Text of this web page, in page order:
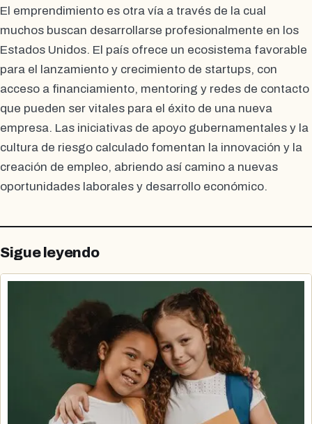
El emprendimiento es otra vía a través de la cual
muchos buscan desarrollarse profesionalmente en los
Estados Unidos. El país ofrece un ecosistema favorable
para el lanzamiento y crecimiento de startups, con
acceso a financiamiento, mentoring y redes de contacto
que pueden ser vitales para el éxito de una nueva
empresa. Las iniciativas de apoyo gubernamentales y la
cultura de riesgo calculado fomentan la innovación y la
creación de empleo, abriendo así camino a nuevas
oportunidades laborales y desarrollo económico.
Sigue leyendo